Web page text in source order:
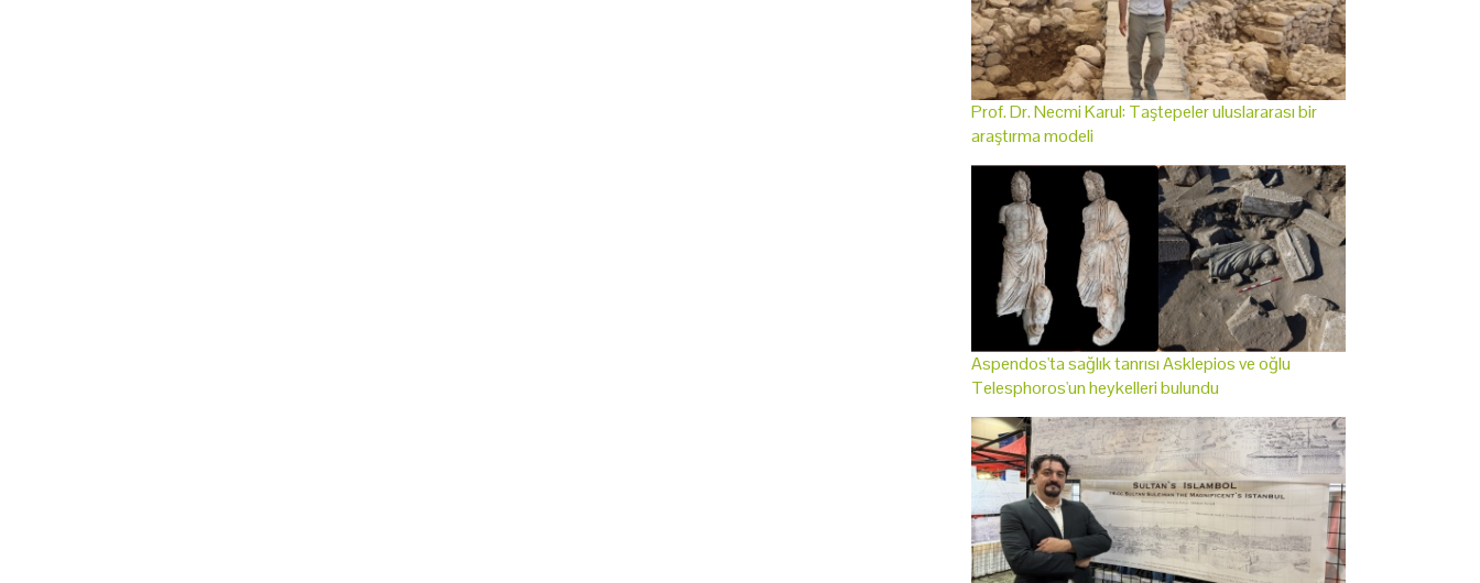
Prof. Dr. Necmi Karul: Taştepeler uluslararası bir
araştırma modeli
Aspendos'ta sağlık tanrısı Asklepios ve oğlu
Telesphoros'un heykelleri bulundu